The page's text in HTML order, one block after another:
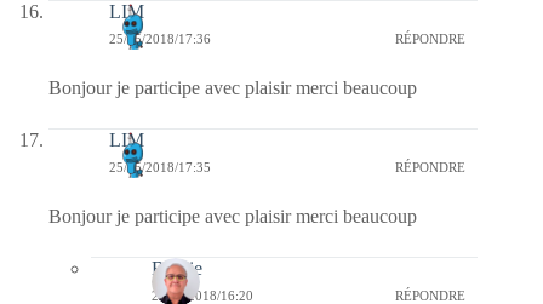
LIM
25/05/2018/17:36 RÉPONDRE
Bonjour je participe avec plaisir merci beaucoup
LIM
25/05/2018/17:35 RÉPONDRE
Bonjour je participe avec plaisir merci beaucoup
Bernie
27/05/2018/16:20 RÉPONDRE